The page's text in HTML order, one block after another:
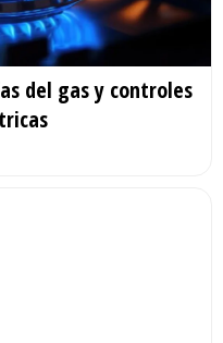
del gas y controles